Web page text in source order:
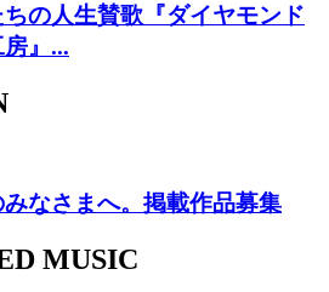
の人生賛歌『ダイヤモンド
』...
なさまへ。掲載作品募集
MUSIC